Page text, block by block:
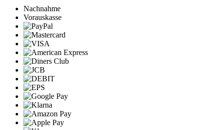
Nachnahme
Vorauskasse